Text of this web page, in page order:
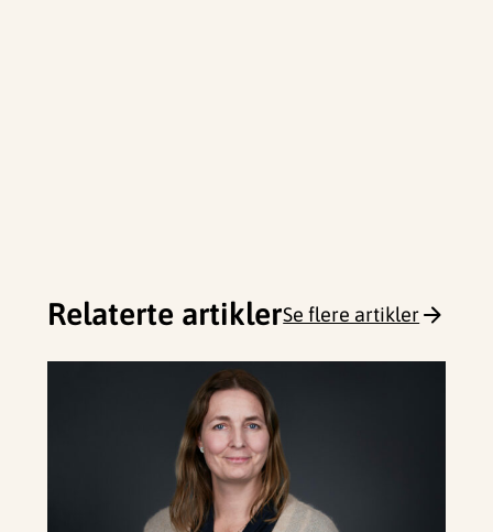
Relaterte artiklerSe flere artikler